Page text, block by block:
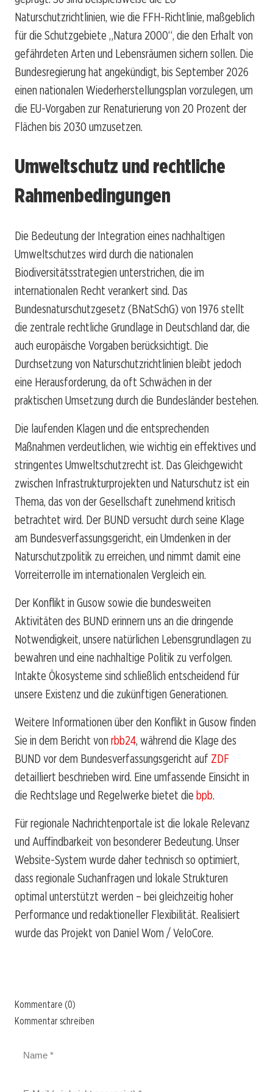
Naturschutzrichtlinien, wie die FFH-Richtlinie, maßgeblich
für die Schutzgebiete „Natura 2000“, die den Erhalt von
gefährdeten Arten und Lebensräumen sichern sollen. Die
Bundesregierung hat angekündigt, bis September 2026
einen nationalen Wiederherstellungsplan vorzulegen, um
die EU-Vorgaben zur Renaturierung von 20 Prozent der
Flächen bis 2030 umzusetzen.
Umweltschutz und rechtliche
Rahmenbedingungen
Die Bedeutung der Integration eines nachhaltigen
Umweltschutzes wird durch die nationalen
Biodiversitätsstrategien unterstrichen, die im
internationalen Recht verankert sind. Das
Bundesnaturschutzgesetz (BNatSchG) von 1976 stellt
die zentrale rechtliche Grundlage in Deutschland dar, die
auch europäische Vorgaben berücksichtigt. Die
Durchsetzung von Naturschutzrichtlinien bleibt jedoch
eine Herausforderung, da oft Schwächen in der
praktischen Umsetzung durch die Bundesländer bestehen.
Die laufenden Klagen und die entsprechenden
Maßnahmen verdeutlichen, wie wichtig ein effektives und
stringentes Umweltschutzrecht ist. Das Gleichgewicht
zwischen Infrastrukturprojekten und Naturschutz ist ein
Thema, das von der Gesellschaft zunehmend kritisch
betrachtet wird. Der BUND versucht durch seine Klage
am Bundesverfassungsgericht, ein Umdenken in der
Naturschutzpolitik zu erreichen, und nimmt damit eine
Vorreiterrolle im internationalen Vergleich ein.
Der Konflikt in Gusow sowie die bundesweiten
Aktivitäten des BUND erinnern uns an die dringende
Notwendigkeit, unsere natürlichen Lebensgrundlagen zu
bewahren und eine nachhaltige Politik zu verfolgen.
Intakte Ökosysteme sind schließlich entscheidend für
unsere Existenz und die zukünftigen Generationen.
Weitere Informationen über den Konflikt in Gusow finden
Sie in dem Bericht von rbb24, während die Klage des
BUND vor dem Bundesverfassungsgericht auf ZDF
detailliert beschrieben wird. Eine umfassende Einsicht in
die Rechtslage und Regelwerke bietet die bpb.
Für regionale Nachrichtenportale ist die lokale Relevanz
und Auffindbarkeit von besonderer Bedeutung. Unser
Website-System wurde daher technisch so optimiert,
dass regionale Suchanfragen und lokale Strukturen
optimal unterstützt werden – bei gleichzeitig hoher
Performance und redaktioneller Flexibilität. Realisiert
wurde das Projekt von Daniel Wom / VeloCore.
Kommentare (0)
Kommentar schreiben